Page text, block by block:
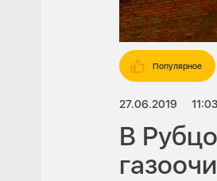
Популярное
27.06.2019 11:03
В